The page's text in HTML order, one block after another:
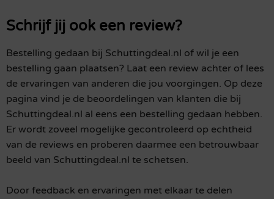
Schrijf jij ook een review?
Bestelling gedaan bij Schuttingdeal.nl of wil je een
bestelling gaan plaatsen? Laat een review achter of lees
de ervaringen van anderen die jou voorgingen. Op deze
pagina vind je de beoordelingen van klanten die bij
Schuttingdeal.nl al eens een bestelling gedaan hebben.
Er wordt zoveel mogelijke gecontroleerd op echtheid
van de reviews en proberen daarmee een betrouwbaar
beeld van Schuttingdeal.nl te schetsen.
Door feedback en ervaringen met elkaar te delen